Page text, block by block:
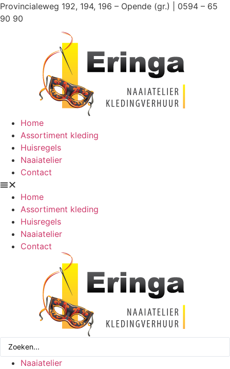
Ga
naar
Provincialeweg 192, 194, 196 – Opende (gr.) | 0594 – 65
90 90
Home
Assortiment kleding
Huisregels
Naaiatelier
Contact
Home
Assortiment kleding
Huisregels
Naaiatelier
Contact
Search
Naaiatelier